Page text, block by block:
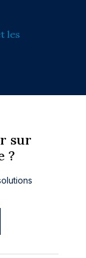
les
sur
?